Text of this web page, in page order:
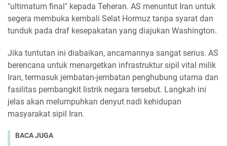
"ultimatum final" kepada Teheran. AS menuntut Iran untuk
segera membuka kembali Selat Hormuz tanpa syarat dan
tunduk pada draf kesepakatan yang diajukan Washington.
Jika tuntutan ini diabaikan, ancamannya sangat serius. AS
berencana untuk menargetkan infrastruktur sipil vital milik
Iran, termasuk jembatan-jembatan penghubung utama dan
fasilitas pembangkit listrik negara tersebut. Langkah ini
jelas akan melumpuhkan denyut nadi kehidupan
masyarakat sipil Iran.
BACA JUGA